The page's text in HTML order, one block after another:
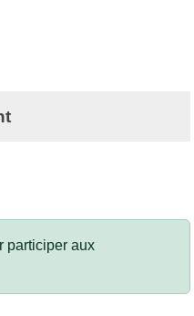
participer aux